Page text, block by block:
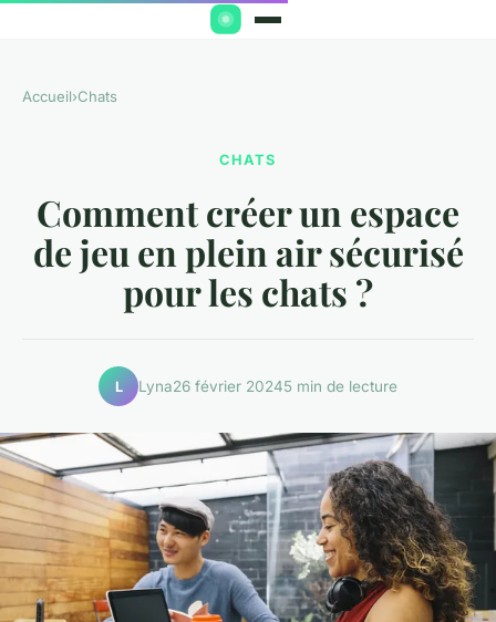
Accueil›Chats
CHATS
Comment créer un espace
de jeu en plein air sécurisé
pour les chats ?
L Lyna26 février 20245 min de lecture